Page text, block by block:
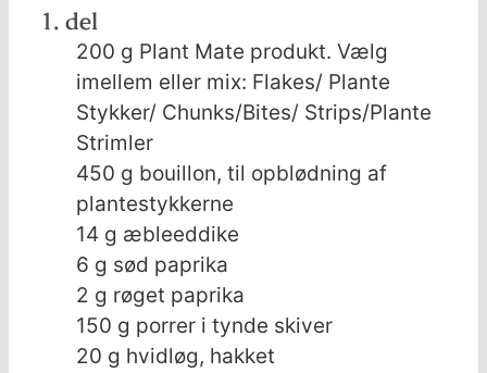
1. del
200 g Plant Mate produkt. Vælg
imellem eller mix: Flakes/ Plante
Stykker/ Chunks/Bites/ Strips/Plante
Strimler
450 g bouillon, til opblødning af
plantestykkerne
14 g æbleeddike
6 g sød paprika
2 g røget paprika
150 g porrer i tynde skiver
20 g hvidløg, hakket